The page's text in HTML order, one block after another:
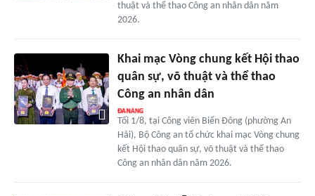
thuật và thể thao Công an nhân dân năm
2026.
Khai mạc Vòng chung kết Hội thao
quân sự, võ thuật và thể thao
Công an nhân dân
Tối 1/8, tại Công viên Biển Đông (phường An
Hải), Bộ Công an tổ chức khai mạc Vòng chung
kết Hội thao quân sự, võ thuật và thể thao
Công an nhân dân năm 2026.